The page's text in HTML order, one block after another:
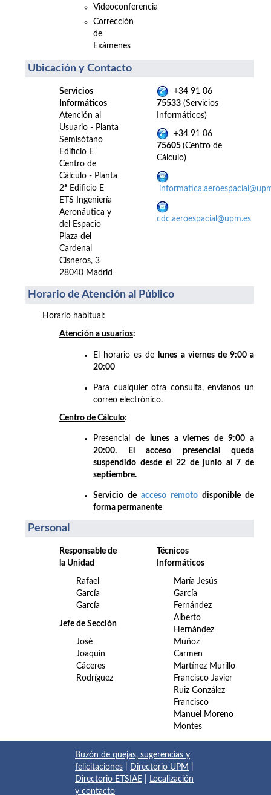
Videoconferencia
Corrección
de
Exámenes
Ubicación y Contacto
Servicios
Informáticos
Atención al
Usuario - Planta
Semisótano
Edificio E
Centro de
Cálculo - Planta
2ª Edificio E
ETS Ingeniería
Aeronáutica y
del Espacio
Plaza del
Cardenal
Cisneros, 3
28040 Madrid
+34 91 06
75533 (Servicios
Informáticos)
+34 91 06
75605 (Centro de
Cálculo)
cdc.aeroespacial@upm.es
Horario de Atención al Público
Horario habitual:
Atención a usuarios:
El horario es de
lunes a viernes de 9:00 a
20:00
Para cualquier otra consulta, envíanos un
correo electrónico.
Centro de Cálculo:
Presencial de
lunes a viernes de 9:00 a
20:00. El acceso presencial queda
suspendido desde el 22 de junio al 7 de
septiembre.
Servicio de acceso remoto disponible de
forma permanente
Personal
Responsable de
la Unidad
Rafael
García
García
Jefe de Sección
José
Joaquín
Cáceres
Rodríguez
Técnicos
Informáticos
María Jesús
García
Fernández
Alberto
Hernández
Muñoz
Carmen
Martínez Murillo
Francisco Javier
Ruiz González
Francisco
Manuel Moreno
Montes
Buzón de quejas, sugerencias y
felicitaciones
Directorio UPM
Directorio ETSIAE
Localización
y contacto